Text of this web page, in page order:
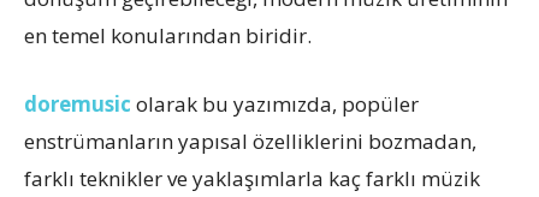
en temel konularından biridir.
doremusic olarak bu yazımızda, popüler
enstrümanların yapısal özelliklerini bozmadan,
farklı teknikler ve yaklaşımlarla kaç farklı müzik